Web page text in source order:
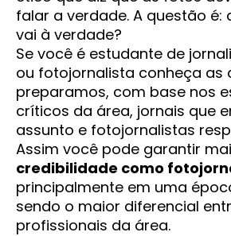
falar a verdade. A questão é:
vai à verdade?
Se você é estudante de
ou fotojornalista conheça as
preparamos, com base nos
críticos da área, jornais que
assunto e fotojornalistas
Assim você pode garantir
credibilidade como
principalmente em uma
sendo o maior diferencial
profissionais da área.